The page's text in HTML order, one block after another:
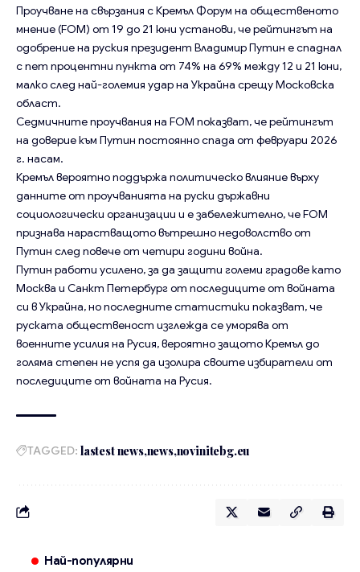
Проучване на свързания с Кремъл Форум на общественото
мнение (FOM) от 19 до 21 юни установи, че рейтингът на
одобрение на руския президент Владимир Путин е спаднал
с пет процентни пункта от 74% на 69% между 12 и 21 юни,
малко след най-големия удар на Украйна срещу Московска
област.
Седмичните проучвания на FOM показват, че рейтингът
на доверие към Путин постоянно спада от февруари 2026
г. насам.
Кремъл вероятно поддържа политическо влияние върху
данните от проучванията на руски държавни
социологически организации и е забележително, че FOM
признава нарастващото вътрешно недоволство от
Путин след повече от четири години война.
Путин работи усилено, за да защити големи градове като
Москва и Санкт Петербург от последиците от войната
си в Украйна, но последните статистики показват, че
руската общественост изглежда се уморява от
военните усилия на Русия, вероятно защото Кремъл до
голяма степен не успя да изолира своите избиратели от
последиците от войната на Русия.
TAGGED: lastest news news novinitebg.eu
Най-популярни